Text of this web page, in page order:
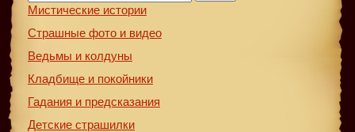
Мистические истории
Страшные фото и видео
Ведьмы и колдуны
Кладбище и покойники
Гадания и предсказания
Детские страшилки